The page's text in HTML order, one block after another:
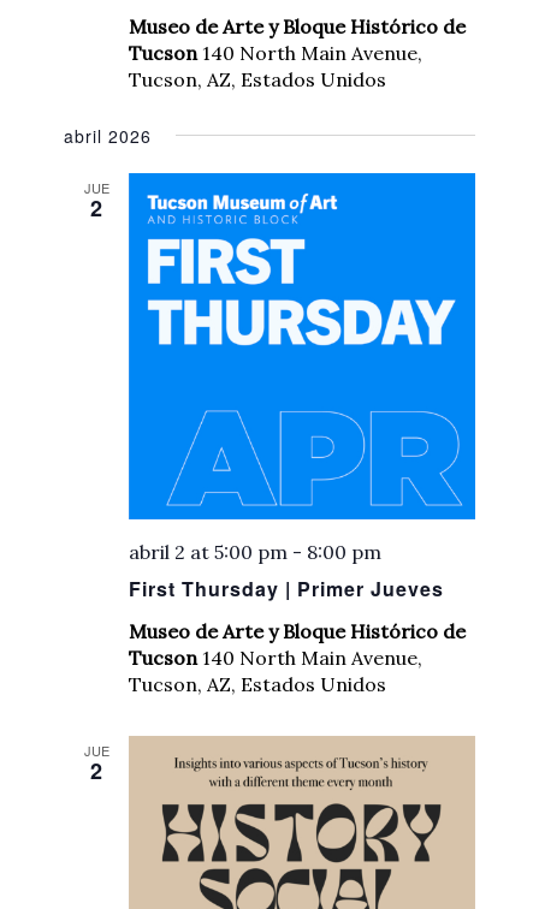
Museo de Arte y Bloque Histórico de
Tucson 140 North Main Avenue,
Tucson, AZ, Estados Unidos
abril 2026
JUE
2
First Thursday | Primer Jueves
abril 2 at 5:00 pm - 8:00 pm
Museo de Arte y Bloque Histórico de
Tucson 140 North Main Avenue,
Tucson, AZ, Estados Unidos
JUE
2